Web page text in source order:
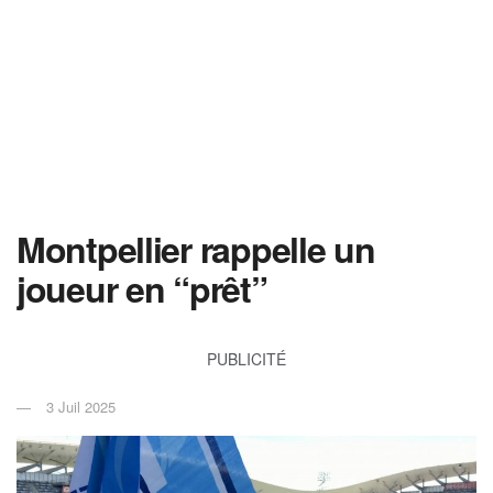
Montpellier rappelle un
joueur en “prêt”
PUBLICITÉ
3 Juil 2025